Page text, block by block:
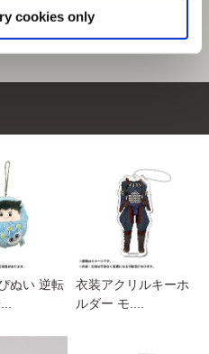
cookies only
ぬい 逆転
衣装アクリルキーホ
ルダー モ....